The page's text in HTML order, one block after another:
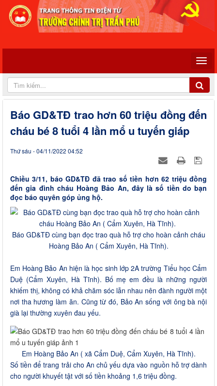
Báo GD&TĐ trao hơn 60 triệu đồng đến
cháu bé 8 tuổi 4 lần mổ u tuyến giáp
Thứ sáu - 04/11/2022 04:52
Chiều 3/11, báo GD&TĐ đã trao số tiền hơn 62 triệu đồng
đến gia đình cháu Hoàng Bảo An, đây là số tiền do bạn
đọc báo quyên góp ủng hộ.
Báo GD&TĐ cùng bạn đọc trao quà hỗ trợ cho hoàn cảnh cháu
Hoàng Bảo An ( Cẩm Xuyên, Hà Tĩnh).
Em Hoàng Bảo An hiện là học sinh lớp 2A trường Tiểu học Cẩm
Duệ (Cẩm Xuyên, Hà Tĩnh). Bố mẹ em đều là những người
khiếm thị, không có khả chăm sóc lẫn nhau nên đành người một
nơi tha hương làm ăn. Cũng từ đó, Bảo An sống với ông bà nội
già lại thường xuyên đau yếu.
Em Hoàng Bảo An ( xã Cẩm Duệ, Cẩm Xuyên, Hà Tĩnh).
Số tiền để trang trải cho An chủ yếu dựa vào nguồn hỗ trợ dành
cho người khuyết tật với số tiền khoảng 1,6 triệu đồng.